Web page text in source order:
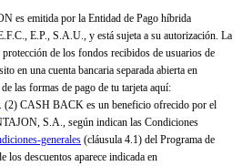
es emitida por la Entidad de Pago híbrida
E.P., S.A.U., y está sujeta a su autorización. La
de los fondos recibidos de usuarios de
en una cuenta bancaria separada abierta en
las formas de pago de tu tarjeta aquí:
. (2) CASH BACK es un beneficio ofrecido por el
S.A., según indican las Condiciones
generales (cláusula 4.1) del Programa de
descuentos aparece indicada en